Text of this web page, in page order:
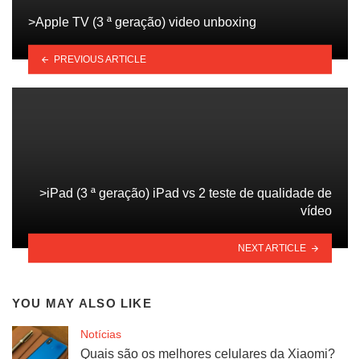
>Apple TV (3 ª geração) video unboxing
PREVIOUS ARTICLE
>iPad (3 ª geração) iPad vs 2 teste de qualidade de
vídeo
NEXT ARTICLE
YOU MAY ALSO LIKE
Notícias
Quais são os melhores celulares da Xiaomi?